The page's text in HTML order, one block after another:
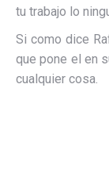
tu trabajo lo
Si como dice
que pone el en
cualquier cosa.